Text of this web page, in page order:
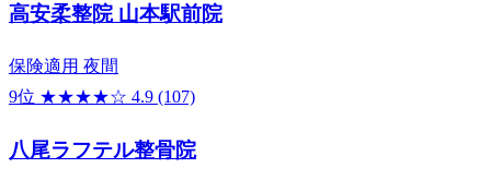
高安柔整院 山本駅前院
保険適用 夜間
9位 ★★★★☆ 4.9 (107)
八尾ラフテル整骨院